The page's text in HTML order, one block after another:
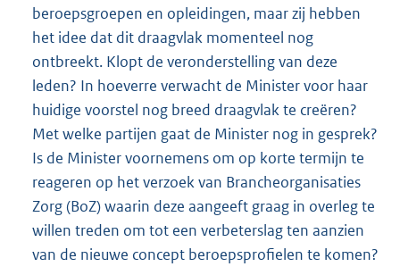
beroepsgroepen en opleidingen, maar zij hebben
het idee dat dit draagvlak momenteel nog
ontbreekt. Klopt de veronderstelling van deze
leden? In hoeverre verwacht de Minister voor haar
huidige voorstel nog breed draagvlak te creëren?
Met welke partijen gaat de Minister nog in gesprek?
Is de Minister voornemens om op korte termijn te
reageren op het verzoek van Brancheorganisaties
Zorg (BoZ) waarin deze aangeeft graag in overleg te
willen treden om tot een verbeterslag ten aanzien
van de nieuwe concept beroepsprofielen te komen?